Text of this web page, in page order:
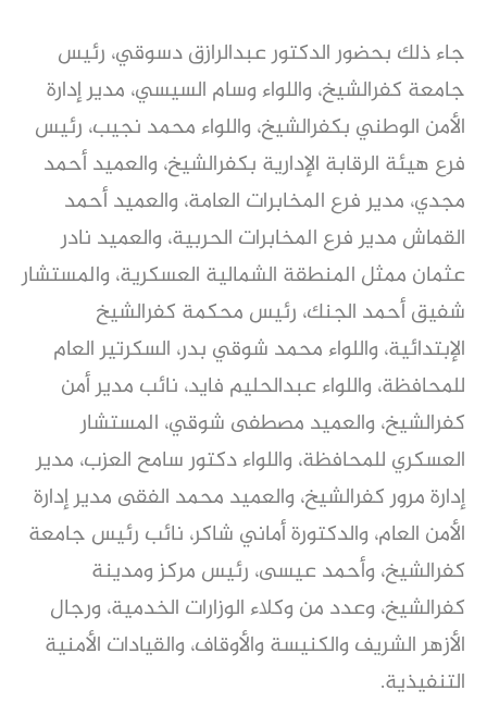
جاء ذلك بحضور الدكتور عبدالرازق دسوقي، رئيس
جامعة كفرالشيخ، واللواء وسام السيسي، مدير إدارة
الأمن الوطني بكفرالشيخ، واللواء محمد نجيب، رئيس
فرع هيئة الرقابة الإدارية بكفرالشيخ، والعميد أحمد
مجدي، مدير فرع المخابرات العامة، والعميد أحمد
القماش مدير فرع المخابرات الحربية، والعميد نادر
عثمان ممثل المنطقة الشمالية العسكرية، والمستشار
شفيق أحمد الجنك، رئيس محكمة كفرالشيخ
الإبتدائية، واللواء محمد شوقي بدر، السكرتير العام
للمحافظة، واللواء عبدالحليم فايد، نائب مدير أمن
كفرالشيخ، والعميد مصطفى شوقي، المستشار
العسكري للمحافظة، واللواء دكتور سامح العزب، مدير
إدارة مرور كفرالشيخ، والعميد محمد الفقى مدير إدارة
الأمن العام، والدكتورة أماني شاكر، نائب رئيس جامعة
كفرالشيخ، وأحمد عيسى، رئيس مركز ومدينة
كفرالشيخ، وعدد من وكلاء الوزارات الخدمية، ورجال
الأزهر الشريف والكنيسة والأوقاف، والقيادات الأمنية
التنفيذية.